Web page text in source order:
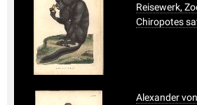
Reisewerk,
Chiropotes
Alexander